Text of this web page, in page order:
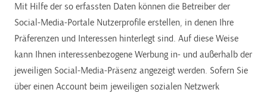
Mit Hilfe der so erfassten Daten können die Betreiber der
Social-Media-Portale Nutzerprofile erstellen, in denen Ihre
Präferenzen und Interessen hinterlegt sind. Auf diese Weise
kann Ihnen interessenbezogene Werbung in- und außerhalb der
jeweiligen Social-Media-Präsenz angezeigt werden. Sofern Sie
über einen Account beim jeweiligen sozialen Netzwerk